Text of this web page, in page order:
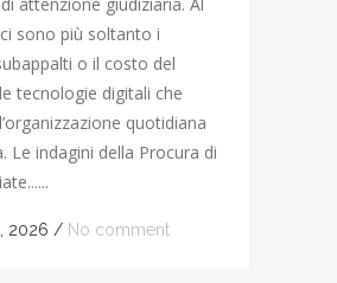
sono più soltanto i
o il costo del
tecnologie digitali che
quotidiana
Le indagini della Procura di
2026 / No comment